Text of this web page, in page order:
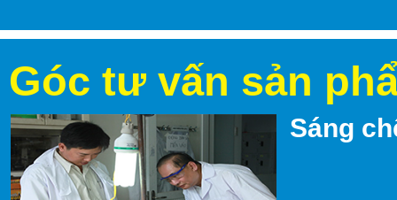
Góc tư vấn sản
Sáng